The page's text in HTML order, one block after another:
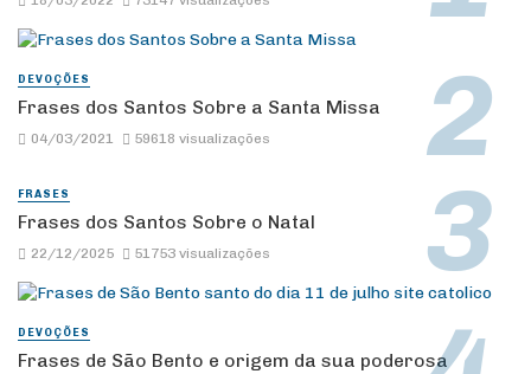
DEVOÇÕES
Frases dos Santos Sobre a Santa Missa
04/03/2021 59618 visualizações
FRASES
Frases dos Santos Sobre o Natal
22/12/2025 51753 visualizações
DEVOÇÕES
Frases de São Bento e origem da sua poderosa